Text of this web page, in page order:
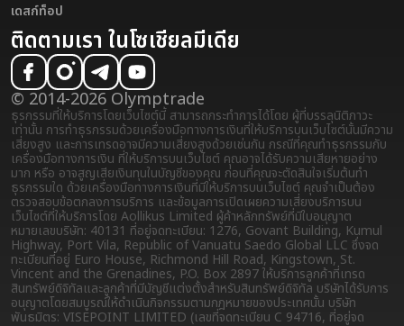
เดสก์ท็อป
ติดตามเรา ในโซเชียลมีเดีย
© 2014-2026 Olymptrade
ธุรกรรมที่ให้บริการโดยเว็บไซต์นี้ สามารถกระทำการได้โดย ผู้ที่บรรลุนิติภาวะ
เท่านั้น การทำธุรกรรมด้วยเครื่องมือทางการเงินที่ให้บริการบนเว็บไซต์นั้นมีความ
เสี่ยงสูง และการเทรดอาจมีความเสี่ยงสูงด้วยเช่นกัน กรณีที่คุณทำธุรกรรมกับ
เครื่องมือทางการเงิน ที่ให้บริการบนเว็บไซต์ คุณอาจได้รับความเสียหายอย่าง
มาก หรือ อาจสูญเสียเงินทุนในบัญชีของคุณ ก่อนที่คุณจะตัดสินใจเริ่มต้นทำ
ธุรกรรมใด ด้วยเครื่องมือทางการเงินที่มีให้บริการบนเว็บไซต์ คุณจำเป็นต้อง
ตรวจสอบข้อตกลงการบริการ และข้อมูลการเปิดเผยความเสี่ยงบริการบน
เว็บไซต์ที่ให้บริการโดย Aollikus Limited ผู้ค้าหลักทรัพย์ที่มีใบอนุญาต
หมายเลขบริษัท: 40131 ที่อยู่จดทะเบียน: 1276, Govant Building, Kumul
Highway, Port Vila, Republic of Vanuatu Saedo Global LLC ซึ่งจด
ทะเบียนที่อยู่ Euro House, Richmond Hill Road, Kingstown, St.
Vincent and the Grenadines, P.O. Box 2897 ให้บริการลูกค้าที่เทรด
สินทรัพย์ดิจิทัลและลูกค้าที่มีบัญชีแต่งตั้งสำหรับสินทรัพย์ดิจิทัล บริษัทได้รับการ
อนุญาตโดยสมบูรณ์ให้ดำเนินกิจกรรมตามกฎหมายของประเทศนั้น บริษัท
พันธมิตร: VISEPOINT LIMITED (เลขที่จดทะเบียน C 94716, ที่อยู่จด